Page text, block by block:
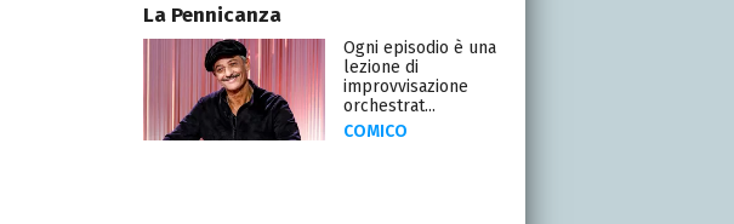
La Pennicanza
Ogni episodio è una
lezione di
improvvisazione
orchestrat...
COMICO